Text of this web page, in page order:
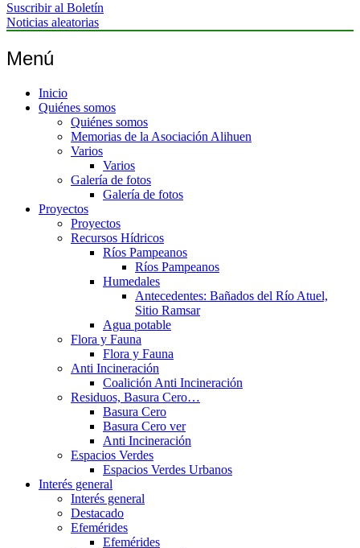
Suscribir al Boletín
Noticias aleatorias
Menú
Inicio
Quiénes somos
Quiénes somos
Memorias de la Asociación Alihuen
Varios
Varios
Galería de fotos
Galería de fotos
Proyectos
Proyectos
Recursos Hídricos
Ríos Pampeanos
Ríos Pampeanos
Humedales
Antecedentes: Bañados del Río Atuel,
Sitio Ramsar
Agua potable
Flora y Fauna
Flora y Fauna
Anti Incineración
Coalición Anti Incineración
Residuos, Basura Cero…
Basura Cero
Basura Cero ver
Anti Incineración
Espacios Verdes
Espacios Verdes Urbanos
Interés general
Interés general
Destacado
Efemérides
Efemérides